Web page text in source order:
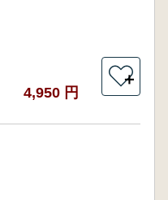
4,950 円
＋